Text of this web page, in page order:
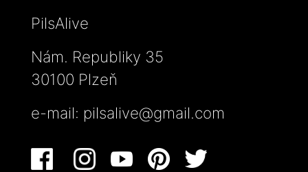
PilsAlive
Nám. Republiky 35
30100 Plzeň
e-mail: pilsalive@gmail.com